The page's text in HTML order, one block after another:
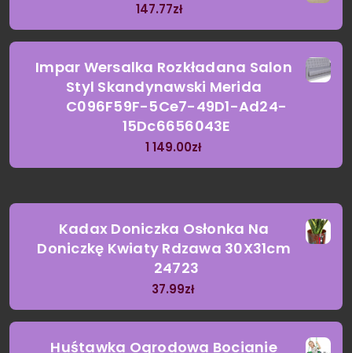
147.77zł
Impar Wersalka Rozkładana Salon
Styl Skandynawski Merida
C096F59F-5Ce7-49D1-Ad24-
15Dc6656043E
1 149.00zł
Kadax Doniczka Osłonka Na
Doniczkę Kwiaty Rdzawa 30X31cm
24723
37.99zł
Huśtawka Ogrodowa Bocianie